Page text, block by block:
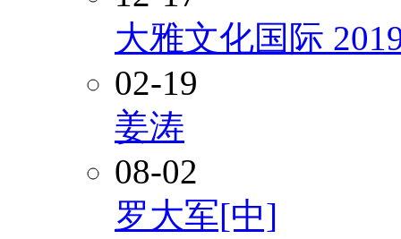
大雅文化国际
02-19
姜涛
08-02
罗大军[中]